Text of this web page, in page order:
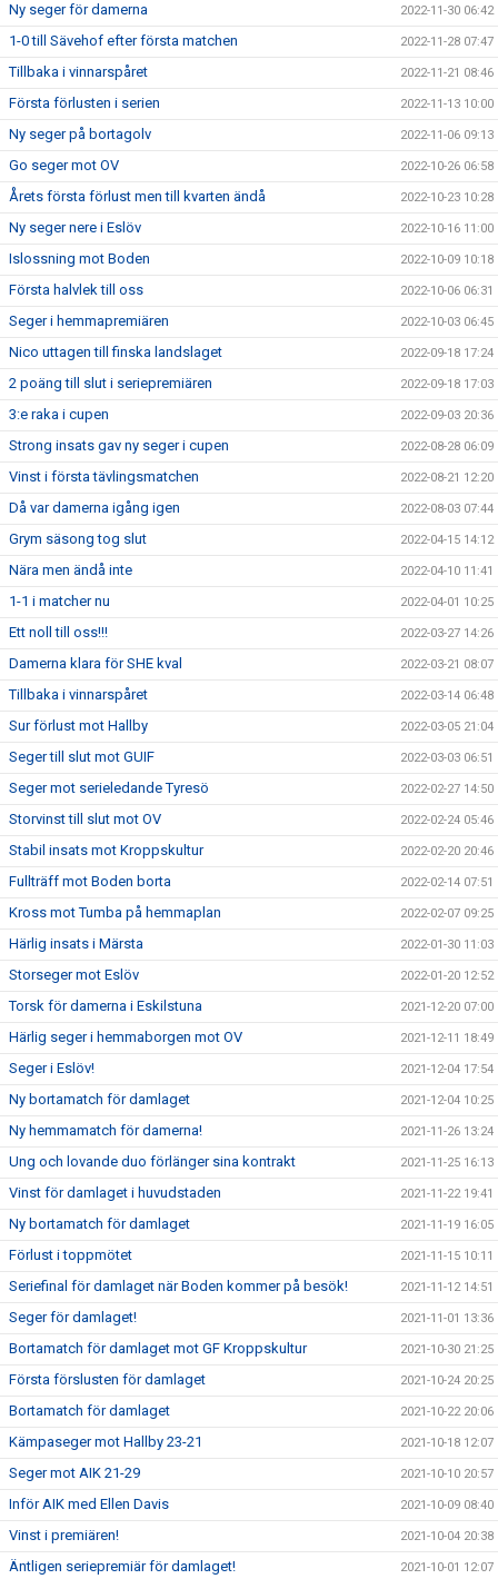
Ny seger för damerna 2022-11-30 06:42
1-0 till Sävehof efter första matchen 2022-11-28 07:47
Tillbaka i vinnarspåret 2022-11-21 08:46
Första förlusten i serien 2022-11-13 10:00
Ny seger på bortagolv 2022-11-06 09:13
Go seger mot OV 2022-10-26 06:58
Årets första förlust men till kvarten ändå 2022-10-23 10:28
Ny seger nere i Eslöv 2022-10-16 11:00
Islossning mot Boden 2022-10-09 10:18
Första halvlek till oss 2022-10-06 06:31
Seger i hemmapremiären 2022-10-03 06:45
Nico uttagen till finska landslaget 2022-09-18 17:24
2 poäng till slut i seriepremiären 2022-09-18 17:03
3:e raka i cupen 2022-09-03 20:36
Strong insats gav ny seger i cupen 2022-08-28 06:09
Vinst i första tävlingsmatchen 2022-08-21 12:20
Då var damerna igång igen 2022-08-03 07:44
Grym säsong tog slut 2022-04-15 14:12
Nära men ändå inte 2022-04-10 11:41
1-1 i matcher nu 2022-04-01 10:25
Ett noll till oss!!! 2022-03-27 14:26
Damerna klara för SHE kval 2022-03-21 08:07
Tillbaka i vinnarspåret 2022-03-14 06:48
Sur förlust mot Hallby 2022-03-05 21:04
Seger till slut mot GUIF 2022-03-03 06:51
Seger mot serieledande Tyresö 2022-02-27 14:50
Storvinst till slut mot OV 2022-02-24 05:46
Stabil insats mot Kroppskultur 2022-02-20 20:46
Fullträff mot Boden borta 2022-02-14 07:51
Kross mot Tumba på hemmaplan 2022-02-07 09:25
Härlig insats i Märsta 2022-01-30 11:03
Storseger mot Eslöv 2022-01-20 12:52
Torsk för damerna i Eskilstuna 2021-12-20 07:00
Härlig seger i hemmaborgen mot OV 2021-12-11 18:49
Seger i Eslöv! 2021-12-04 17:54
Ny bortamatch för damlaget 2021-12-04 10:25
Ny hemmamatch för damerna! 2021-11-26 13:24
Ung och lovande duo förlänger sina kontrakt 2021-11-25 16:13
Vinst för damlaget i huvudstaden 2021-11-22 19:41
Ny bortamatch för damlaget 2021-11-19 16:05
Förlust i toppmötet 2021-11-15 10:11
Seriefinal för damlaget när Boden kommer på besök! 2021-11-12 14:51
Seger för damlaget! 2021-11-01 13:36
Bortamatch för damlaget mot GF Kroppskultur 2021-10-30 21:25
Första förslusten för damlaget 2021-10-24 20:25
Bortamatch för damlaget 2021-10-22 20:06
Kämpaseger mot Hallby 23-21 2021-10-18 12:07
Seger mot AIK 21-29 2021-10-10 20:57
Inför AIK med Ellen Davis 2021-10-09 08:40
Vinst i premiären! 2021-10-04 20:38
Äntligen seriepremiär för damlaget! 2021-10-01 12:07